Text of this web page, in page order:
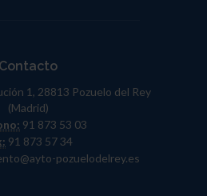
Contacto
1, 28813 Pozuelo del Rey
(Madrid)
91 873 53 03
91 873 57 34
pozuelodelrey.es